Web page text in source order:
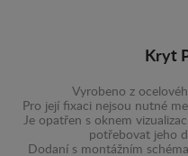
Kryt
Vyrobeno z
Pro její fixaci nejsou nutné
Je opatřen s oknem
potřebovat jeho
Dodaní s montážním